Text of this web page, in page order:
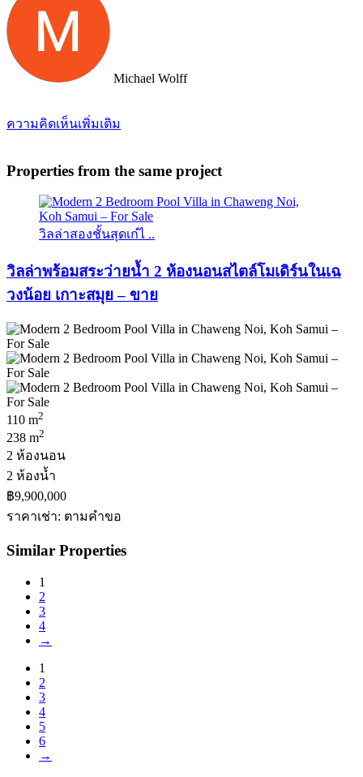
Michael Wolff
ความคิดเห็นเพิ่มเติม
Properties from the same project
วิลล่าสองชั้นสุดเก๋ไ ..
วิลล่าพร้อมสระว่ายน้ำ 2 ห้องนอนสไตล์โมเดิร์นในเฉ
วงน้อย เกาะสมุย – ขาย
110 m2
238 m2
2 ห้องนอน
2 ห้องน้ำ
฿9,900,000
ราคาเช่า: ตามคําขอ
Similar Properties
1
2
3
4
→
1
2
3
4
5
6
→